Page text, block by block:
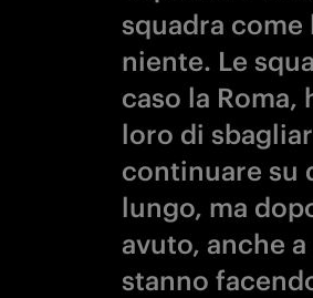
squadra
niente. Le
caso la
loro di
continuare su
lungo, ma
avuto, anche
stanno